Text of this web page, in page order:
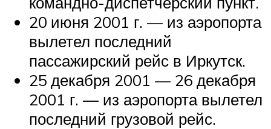
20 июня 2001 г. — из аэропорта
вылетел последний
пассажирский рейс в Иркутск.
25 декабря 2001 — 26 декабря
2001 г. — из аэропорта вылетел
последний грузовой рейс.